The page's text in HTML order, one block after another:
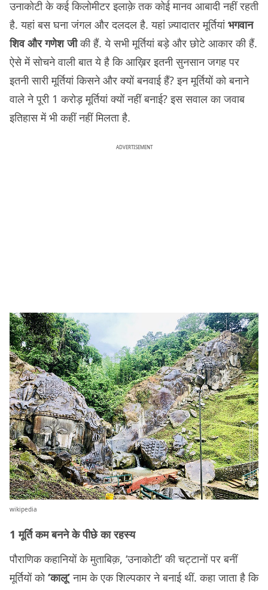
उनाकोटी के कई किलोमीटर इलाक़े तक कोई मानव आबादी नहीं रहती
है. यहां बस घना जंगल और दलदल है. यहां ज़्यादातर मूर्तियांभगवान
शिव और गणेश जीकी हैं. ये सभी मूर्तियां बड़े और छोटे आकार की हैं.
ऐसे में सोचने वाली बात ये है कि आख़िर इतनी सुनसान जगह पर
इतनी सारी मूर्तियां किसने और क्यों बनवाई हैं? इन मूर्तियों को बनाने
वाले ने पूरी 1 करोड़ मूर्तियां क्यों नहीं बनाई? इस सवाल का जवाब
इतिहास में भी कहीं नहीं मिलता है.
ADVERTISEMENT
wikipedia
1 मूर्ति कम बनने के पीछे का रहस्य
पौराणिक कहानियों के मुताबिक़, ‘उनाकोटी’ की चट्टानों पर बनीं
मूर्तियों को‘कालू’नाम के एक शिल्पकार ने बनाई थीं. कहा जाता है कि